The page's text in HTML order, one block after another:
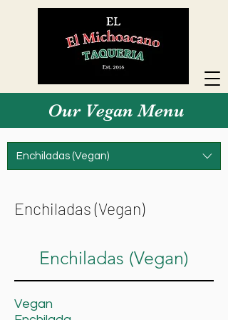
Our Vegan Menu
Enchiladas (Vegan)
Enchiladas (Vegan)
Enchiladas (Vegan)
Vegan